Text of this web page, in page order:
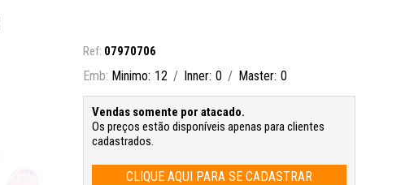
Minimo 12 Inner 0 Master 0
Vendas somente por atacado.
Os preços estão disponíveis apenas para clientes
cadastrados.
CLIQUE AQUI PARA SE CADASTRAR
07970706